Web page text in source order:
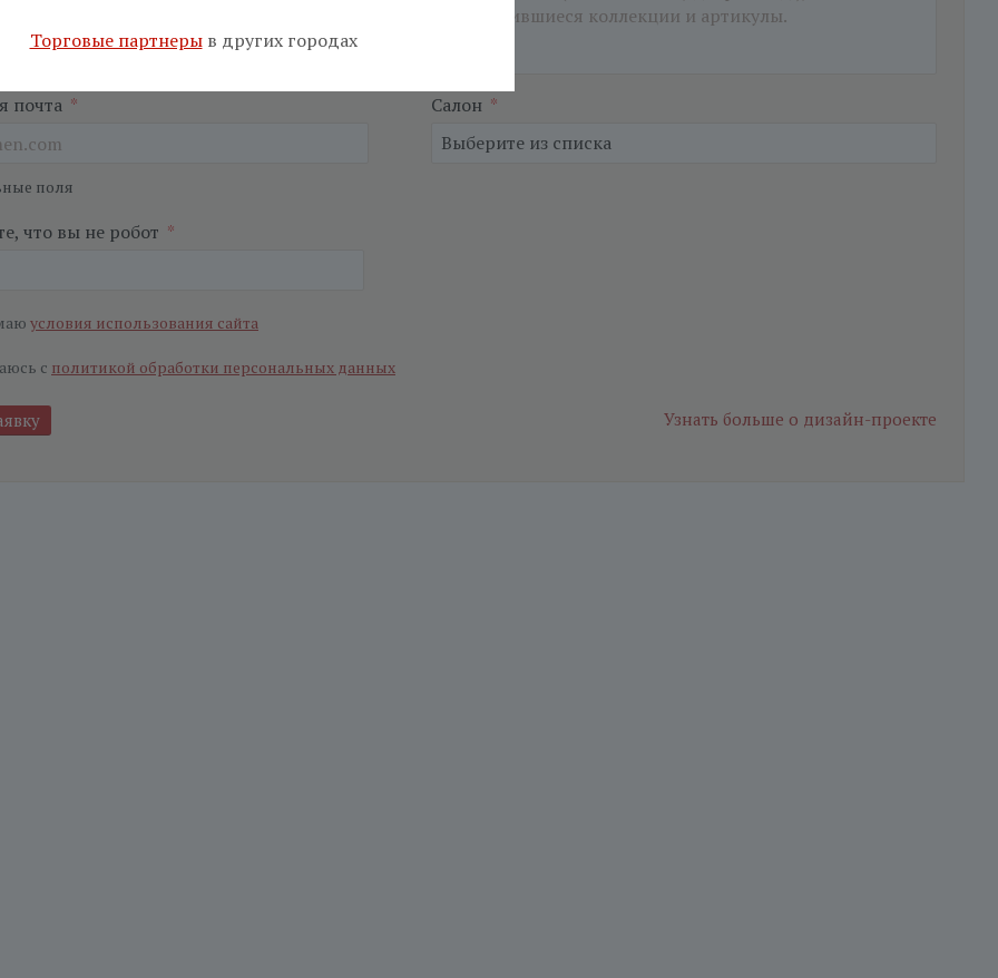
почта * Салон *
поля
что вы не робот *
условия использования сайта
с политикой обработки персональных данных
Узнать больше о дизайн-проекте
Торговые партнерыв других городах